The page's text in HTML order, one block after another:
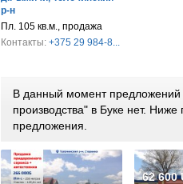
р-н
Пл. 105 кв.м., продажа
Контакты: +375 29 984-8...
В данный момент
производства" в Буке нет.
предложения.
62 600